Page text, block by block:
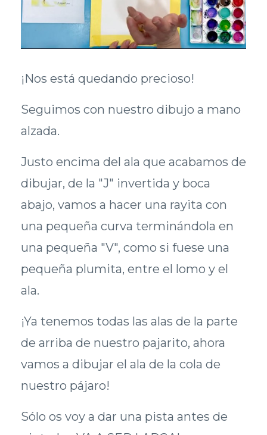
¡Nos está quedando precioso!
Seguimos con nuestro dibujo a mano
alzada.
Justo encima del ala que acabamos de
dibujar, de la "J" invertida y boca
abajo, vamos a hacer una rayita con
una pequeña curva terminándola en
una pequeña "V", como si fuese una
pequeña plumita, entre el lomo y el
ala.
¡Ya tenemos todas las alas de la parte
de arriba de nuestro pajarito, ahora
vamos a dibujar el ala de la cola de
nuestro pájaro!
Sólo os voy a dar una pista antes de